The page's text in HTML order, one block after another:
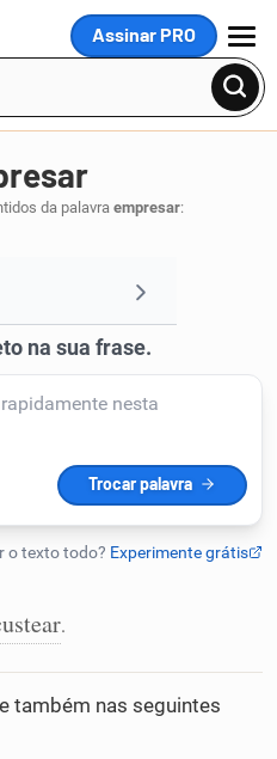
Assinar PRO
MENU
da palavra empresar:
.
também nas seguintes